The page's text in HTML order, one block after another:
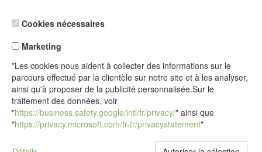
Cookies nécessaires
Marketing
*Les cookies nous aident à collecter des informations sur le
parcours effectué par la clientèle sur notre site et à les analyser,
ainsi qu'à proposer de la publicité personnalisée.Sur le
traitement des données, voir
"https://business.safety.google/intl/fr/privacy/" ainsi que
"https://privacy.microsoft.com/fr-fr/privacystatement"